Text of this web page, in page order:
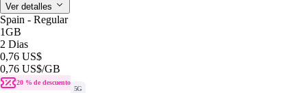
Ver detalles
Spain - Regular
1GB
2 Dias
0,76 US$
0,76 US$/GB
20 % de descuento
5G